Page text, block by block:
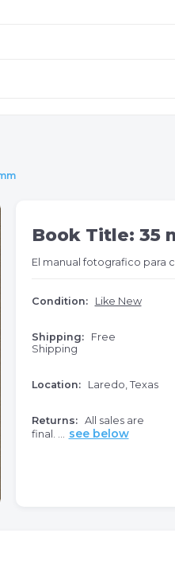
Book Title: 35
El manual fotografico para
Condition: Like New
Shipping:
Free
Shipping
Location: Laredo, Texas
Returns:
All sales are
final. ...
see below